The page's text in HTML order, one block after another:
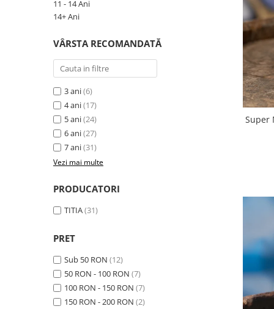
Colecția Păcălici
11 - 14 Ani
14+ Ani
VÂRSTA RECOMANDATĂ
3 ani(6)
4 ani(17)
5 ani(24)
6 ani(27)
7 ani(31)
Vezi mai multe
PRODUCATORI
TITIA(31)
PRET
Sub 50 RON (12)
50 RON - 100 RON (7)
100 RON - 150 RON (7)
150 RON - 200 RON (2)
Super